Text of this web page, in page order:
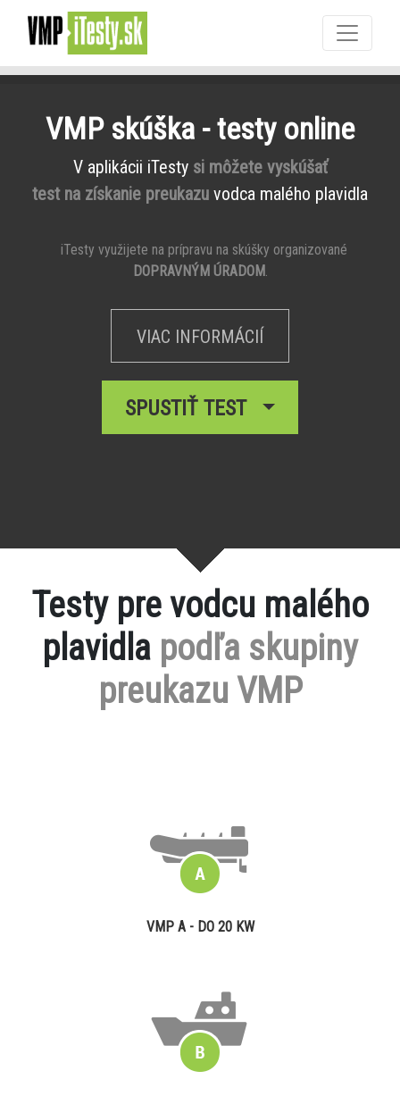
VMP skúška - testy online
V aplikácii iTesty si môžete vyskúšať
test na získanie preukazu vodca malého plavidla
iTesty využijete na prípravu na skúšky organizované
DOPRAVNÝM ÚRADOM.
VIAC INFORMÁCIÍ
SPUSTIŤ TEST
Testy pre vodcu malého
plavidla podľa skupiny
preukazu VMP
VMP A - DO 20 KW